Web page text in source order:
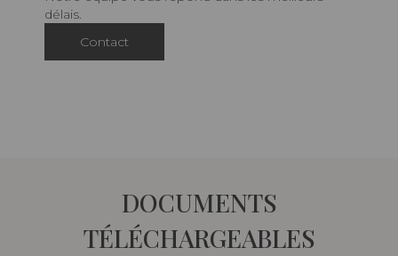
délais.
Contact
DOCUMENTS
TÉLÉCHARGEABLES